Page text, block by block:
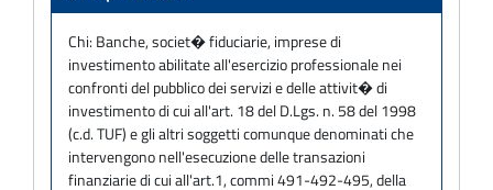
Chi: Banche, societ� fiduciarie, imprese di
investimento abilitate all'esercizio professionale nei
confronti del pubblico dei servizi e delle attivit� di
investimento di cui all'art. 18 del D.Lgs. n. 58 del 1998
(c.d. TUF) e gli altri soggetti comunque denominati che
intervengono nell'esecuzione delle transazioni
finanziarie di cui all'art.1, commi 491-492-495, della